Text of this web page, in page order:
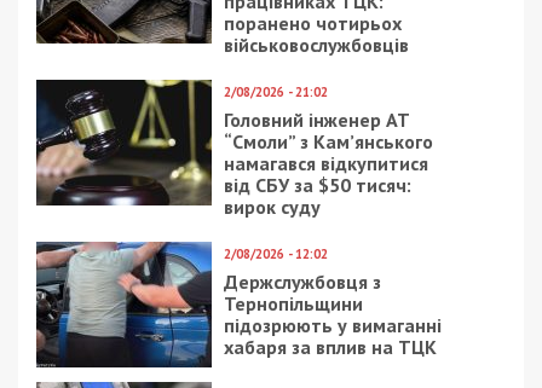
15/01/2026 - 9:00
Дніпропетровщина
вночі потерпала від
ворожих атак
В Днепре пройдет
очередной этап
Открытого кубка по
парусному спорту